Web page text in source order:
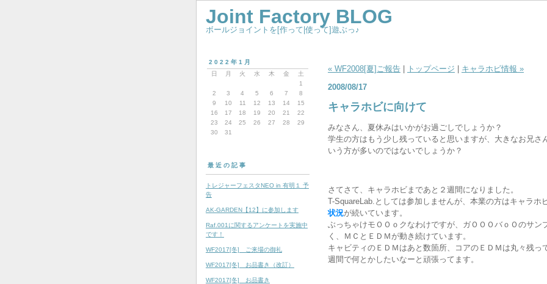
Joint Factory BLOG
ボールジョイントを[作って|使って]遊ぶっ♪
2022年1月
日
月 火 水 木 金
土
1
2
3 4 5 6 7
8
9
10 11 12 13 14
15
16
17 18 19 20 21
22
23
24 25 26 27 28
29
30
31
最近の記事
トレジャーフェスタNEO in 有明１ 予
告
AK-GARDEN【12】に参加します
Raf.001に関するアンケートを実施中
です！
WF2017[冬] ご来場の御礼
WF2017[冬] お品書き（改訂）
WF2017[冬] お品書き
« WF2008[夏]ご報告 トップページ
キャラホビ情報 »
2008/08/17
キャラホビに向けて
みなさん、夏休みはいかがお過ごしでしょうか？
学生の方はもう少し残っていると思いますが、大きなお兄さ
いう方が多いのではないでしょうか？
さてさて、キャラホビまであと２週間になりました。
T-SquareLab.としては参加しませんが、本業の方はキャラホ
状況が続いています。
ぶっちゃけモＯＯｏクなわけですが、ガＯＯＯバｏＯのサン
く、ＭＣとＥＤＭが動き続けています。
キャビティのＥＤＭはあと数箇所、コアのＥＤＭは丸々残っ
週間で何とかしたいなーと頑張ってます。